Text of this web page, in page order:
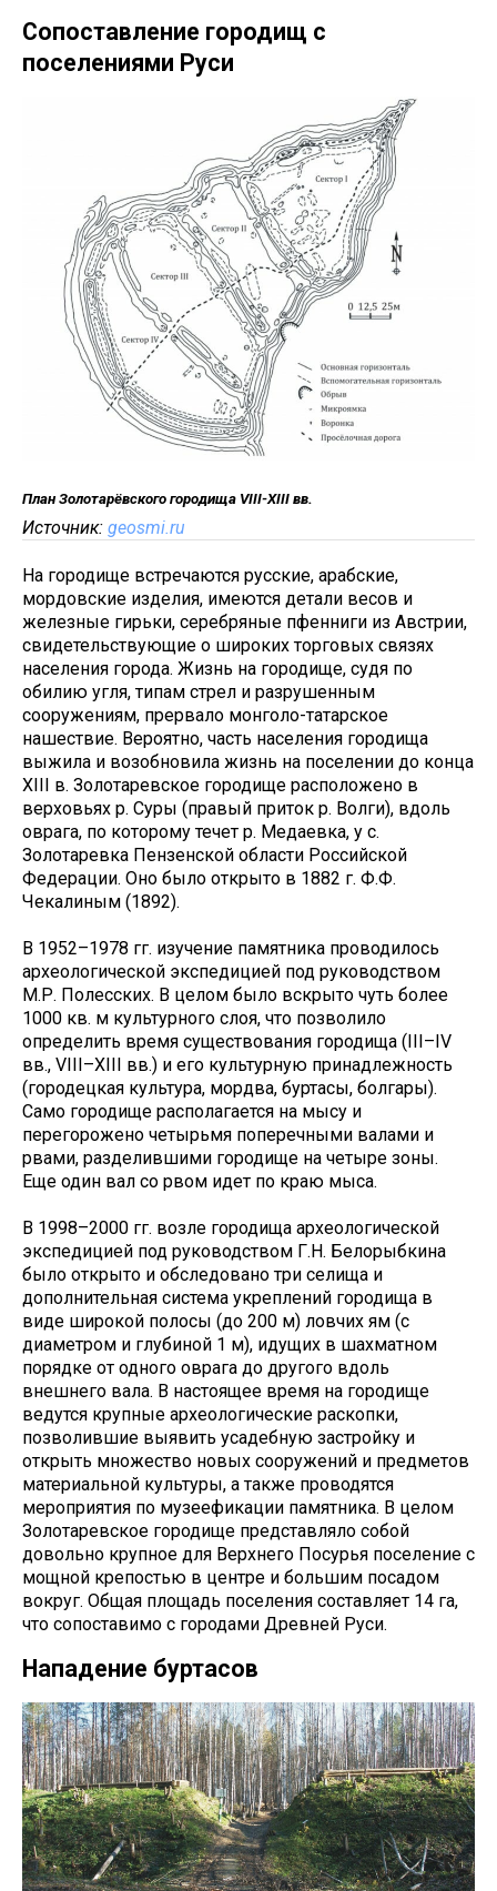
Сопоставление городищ с
поселениями Руси
План Золотарёвского городища VIII-XIII вв.
Источник: geosmi.ru
На городище встречаются русские, арабские,
мордовские изделия, имеются детали весов и
железные гирьки, серебряные пфенниги из Австрии,
свидетельствующие о широких торговых связях
населения города. Жизнь на городище, судя по
обилию угля, типам стрел и разрушенным
сооружениям, прервало монголо-татарское
нашествие. Вероятно, часть населения городища
выжила и возобновила жизнь на поселении до конца
XIII в. Золотаревское городище расположено в
верховьях р. Суры (правый приток р. Волги), вдоль
оврага, по которому течет р. Медаевка, у с.
Золотаревка Пензенской области Российской
Федерации. Оно было открыто в 1882 г. Ф.Ф.
Чекалиным (1892).
В 1952–1978 гг. изучение памятника проводилось
археологической экспедицией под руководством
М.Р. Полесских. В целом было вскрыто чуть более
1000 кв. м культурного слоя, что позволило
определить время существования городища (III–IV
вв., VIII–XIII вв.) и его культурную принадлежность
(городецкая культура, мордва, буртасы, болгары).
Само городище располагается на мысу и
перегорожено четырьмя поперечными валами и
рвами, разделившими городище на четыре зоны.
Еще один вал со рвом идет по краю мыса.
В 1998–2000 гг. возле городища археологической
экспедицией под руководством Г.Н. Белорыбкина
было открыто и обследовано три селища и
дополнительная система укреплений городища в
виде широкой полосы (до 200 м) ловчих ям (с
диаметром и глубиной 1 м), идущих в шахматном
порядке от одного оврага до другого вдоль
внешнего вала. В настоящее время на городище
ведутся крупные археологические раскопки,
позволившие выявить усадебную застройку и
открыть множество новых сооружений и предметов
материальной культуры, а также проводятся
мероприятия по музеефикации памятника. В целом
Золотаревское городище представляло собой
довольно крупное для Верхнего Посурья поселение с
мощной крепостью в центре и большим посадом
вокруг. Общая площадь поселения составляет 14 га,
что сопоставимо с городами Древней Руси.
Нападение буртасов